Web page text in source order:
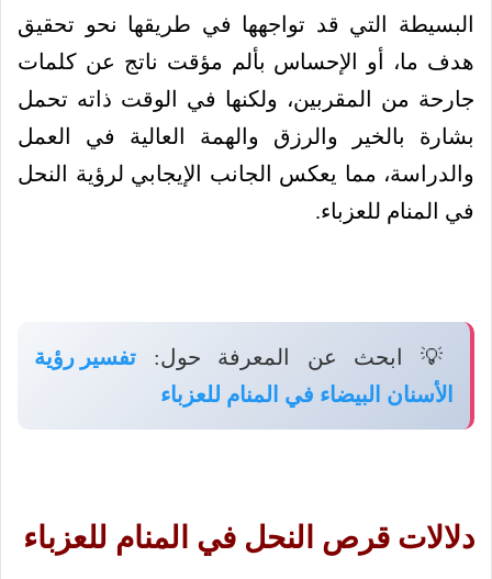
البسيطة التي قد تواجهها في طريقها نحو تحقيق
هدف ما، أو الإحساس بألم مؤقت ناتج عن كلمات
جارحة من المقربين، ولكنها في الوقت ذاته تحمل
بشارة بالخير والرزق والهمة العالية في العمل
والدراسة، مما يعكس الجانب الإيجابي لرؤية النحل
في المنام للعزباء.
💡 ابحث عن المعرفة حول: تفسير رؤية
الأسنان البيضاء في المنام للعزباء
دلالات قرص النحل في المنام للعزباء